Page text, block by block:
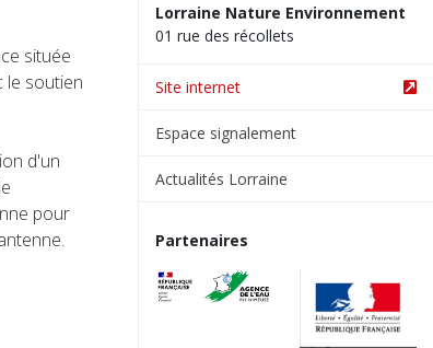
située
le soutien
d'un
pour
Lorraine Nature Environnement
01 rue des récollets
Site internet
Espace signalement
Actualités Lorraine
Partenaires